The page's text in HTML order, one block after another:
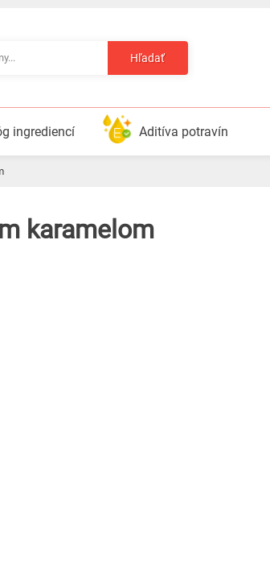
Hľadať
ingrediencí Aditíva potravín
karamelom